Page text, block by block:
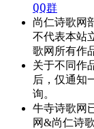
QQ群
尚仁诗歌网
不代表本站
歌网所有作
关于不同作
后，仅通知
询。
牛寺诗歌网
网&尚仁诗